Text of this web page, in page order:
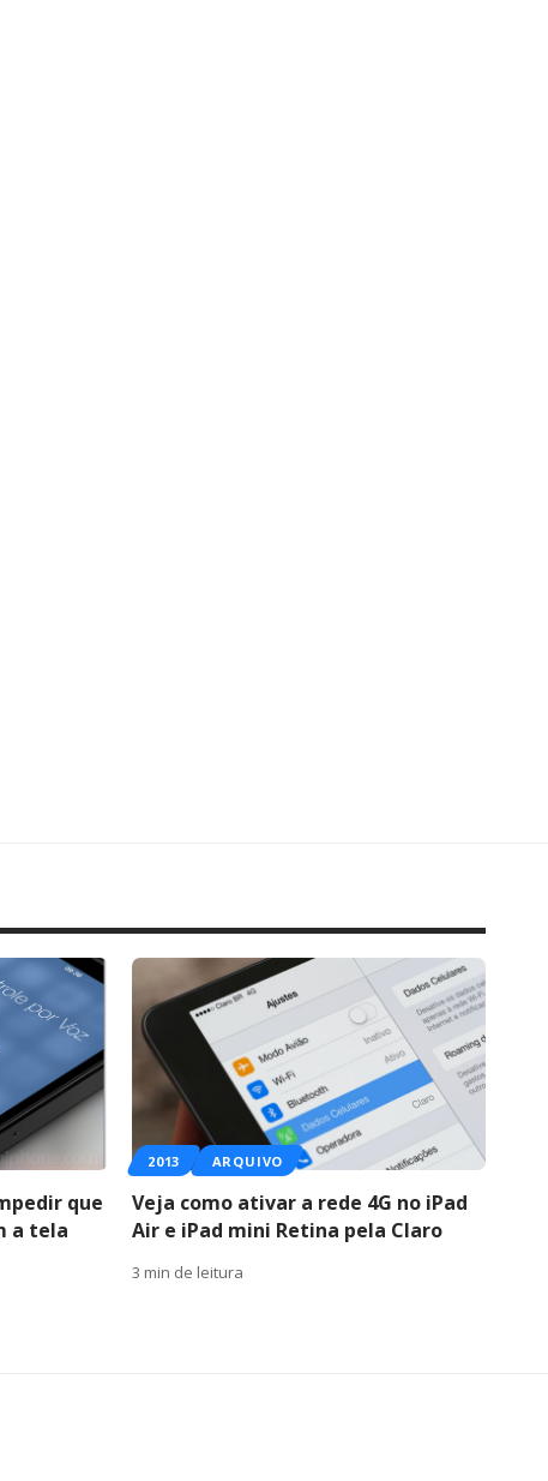
que
a tela
2013 ARQUIVO
Veja como ativar a rede 4G no iPad
Air e iPad mini Retina pela Claro
3 min de leitura